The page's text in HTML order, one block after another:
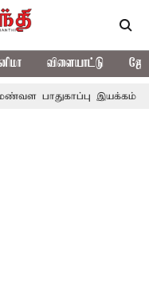
விளையாட்டு
இயக்கம்